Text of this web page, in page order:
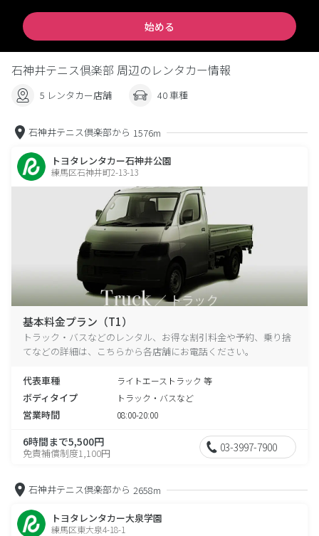
始める
石神井テニス倶楽部 周辺のレンタカー情報
5 レンタカー店舗 40 車種
石神井テニス倶楽部から 1576m
トヨタレンタカー石神井公園
練馬区石神井町2-13-13
基本料金プラン（T1）
トラック・バスなどのレンタル、お得な割引料金や予約、乗り捨
てなどの詳細は、こちらから各店舗にお電話ください。
代表車種 ライトエーストラック 等
ボディタイプ トラック・バスなど
営業時間 08:00-20:00
6時間まで5,500円
免責補償制度1,100円 03-3997-7900
石神井テニス倶楽部から 2658m
トヨタレンタカー大泉学園
練馬区東大泉4-18-1